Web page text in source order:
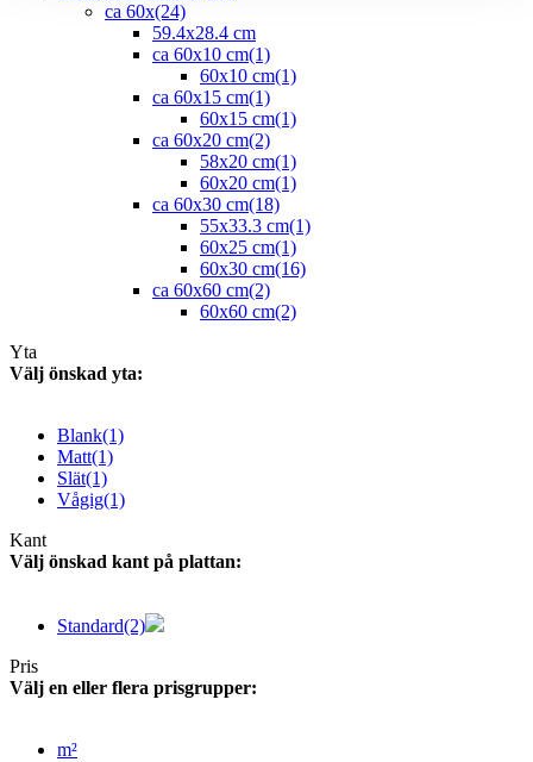
ca 60x(24)
59.4x28.4 cm
ca 60x10 cm(1)
60x10 cm(1)
ca 60x15 cm(1)
60x15 cm(1)
ca 60x20 cm(2)
58x20 cm(1)
60x20 cm(1)
ca 60x30 cm(18)
55x33.3 cm(1)
60x25 cm(1)
60x30 cm(16)
ca 60x60 cm(2)
60x60 cm(2)
Yta
Välj önskad yta:
Blank(1)
Matt(1)
Slät(1)
Vågig(1)
Kant
Välj önskad kant på plattan:
Standard(2)
Pris
Välj en eller flera prisgrupper:
m²